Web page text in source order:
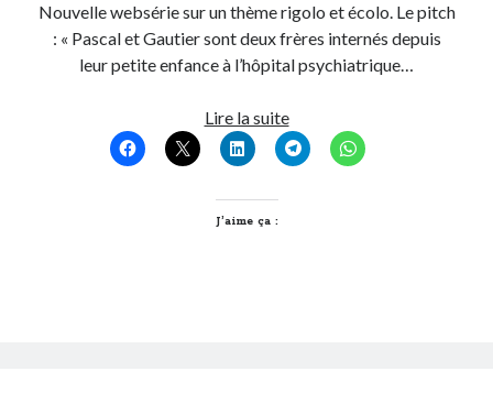
Nouvelle websérie sur un thème rigolo et écolo. Le pitch
: « Pascal et Gautier sont deux frères internés depuis
leur petite enfance à l’hôpital psychiatrique…
Lire la suiteLa
Petite
Maison
J’aime ça :